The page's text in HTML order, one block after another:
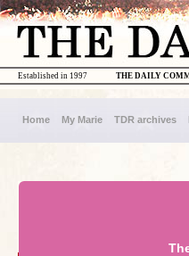
THE DAILY
Established in 1997
Home My Marie TDR archives